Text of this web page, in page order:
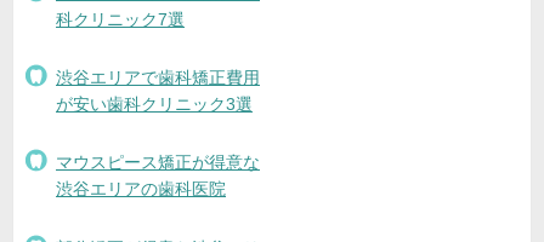
科クリニック7選
渋谷エリアで歯科矯正費用
が安い歯科クリニック3選
マウスピース矯正が得意な
渋谷エリアの歯科医院